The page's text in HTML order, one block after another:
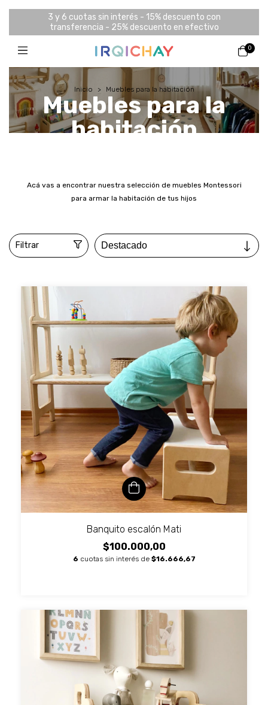
3 y 6 cuotas sin interés - 15% descuento con
transferencia - 25% descuento en efectivo
0
Inicio > Muebles para la habitación
Muebles para la
habitación
Acá vas a encontrar nuestra selección de muebles Montessori
para armar la habitación de tus hijos
Filtrar
Banquito escalón Mati
$100.000,00
6 cuotas sin interés de $16.666,67